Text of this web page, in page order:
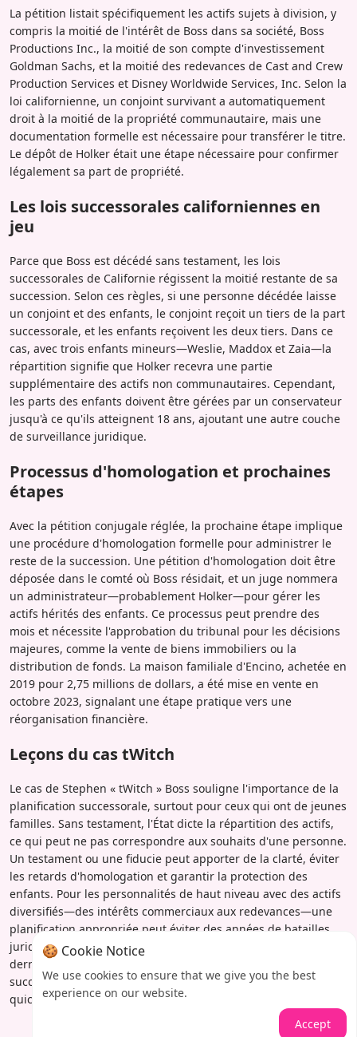
La pétition listait spécifiquement les actifs sujets à division, y
compris la moitié de l'intérêt de Boss dans sa société, Boss
Productions Inc., la moitié de son compte d'investissement
Goldman Sachs, et la moitié des redevances de Cast and Crew
Production Services et Disney Worldwide Services, Inc. Selon la
loi californienne, un conjoint survivant a automatiquement
droit à la moitié de la propriété communautaire, mais une
documentation formelle est nécessaire pour transférer le titre.
Le dépôt de Holker était une étape nécessaire pour confirmer
légalement sa part de propriété.
Les lois successorales californiennes en
jeu
Parce que Boss est décédé sans testament, les lois
successorales de Californie régissent la moitié restante de sa
succession. Selon ces règles, si une personne décédée laisse
un conjoint et des enfants, le conjoint reçoit un tiers de la part
successorale, et les enfants reçoivent les deux tiers. Dans ce
cas, avec trois enfants mineurs—Weslie, Maddox et Zaia—la
répartition signifie que Holker recevra une partie
supplémentaire des actifs non communautaires. Cependant,
les parts des enfants doivent être gérées par un conservateur
jusqu'à ce qu'ils atteignent 18 ans, ajoutant une autre couche
de surveillance juridique.
Processus d'homologation et prochaines
étapes
Avec la pétition conjugale réglée, la prochaine étape implique
une procédure d'homologation formelle pour administrer le
reste de la succession. Une pétition d'homologation doit être
déposée dans le comté où Boss résidait, et un juge nommera
un administrateur—probablement Holker—pour gérer les
actifs hérités des enfants. Ce processus peut prendre des
mois et nécessite l'approbation du tribunal pour les décisions
majeures, comme la vente de biens immobiliers ou la
distribution de fonds. La maison familiale d'Encino, achetée en
2019 pour 2,75 millions de dollars, a été mise en vente en
octobre 2023, signalant une étape pratique vers une
réorganisation financière.
Leçons du cas tWitch
Le cas de Stephen « tWitch » Boss souligne l'importance de la
planification successorale, surtout pour ceux qui ont de jeunes
familles. Sans testament, l'État dicte la répartition des actifs,
ce qui peut ne pas correspondre aux souhaits d'une personne.
Un testament ou une fiducie peut apporter de la clarté, éviter
les retards d'homologation et garantir la protection des
enfants. Pour les personnalités de haut niveau avec des actifs
diversifiés—des intérêts commerciaux aux redevances—une
planification appropriée peut éviter des années de batailles
juridiques et de stress émotionnel pour les proches laissés
derrière. Cette situation nous rappelle que la planification
successorale n'est pas réservée aux riches ; elle est pour
quiconque veut laisser un héritage clair et attentionné.
🍪 Cookie Notice
We use cookies to ensure that we give you the best
experience on our website.
Accept